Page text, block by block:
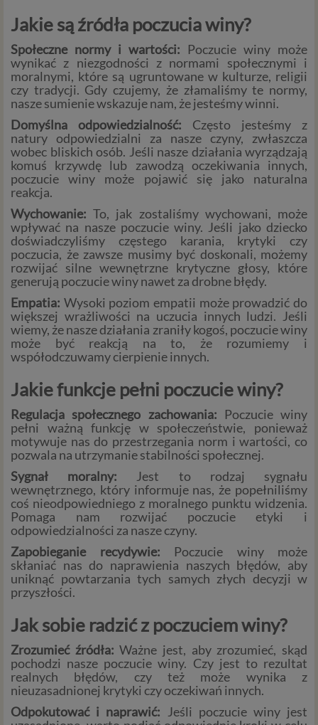
Jakie są źródła poczucia winy?
Społeczne normy i wartości: Poczucie winy może
wynikać z niezgodności z normami społecznymi i
moralnymi, które są ugruntowane w kulturze, religii
czy tradycji. Gdy czujemy, że złamaliśmy te normy,
nasze sumienie wskazuje nam, że jesteśmy winni.
Domyślna odpowiedzialność: Często jesteśmy z
natury odpowiedzialni za nasze czyny, zwłaszcza
wobec bliskich osób. Jeśli nasze działania wyrządzają
komuś krzywdę lub zawodzą oczekiwania innych,
poczucie winy może pojawić się jako naturalna
reakcja.
Wychowanie: To, jak zostaliśmy wychowani, może
wpływać na nasze poczucie winy. Jeśli jako dziecko
doświadczyliśmy częstego karania, krytyki czy
poczucia, że zawsze musimy być doskonali, możemy
rozwijać silne wewnętrzne krytyczne głosy, które
generują poczucie winy nawet za drobne błędy.
Empatia: Wysoki poziom empatii może prowadzić do
większej wrażliwości na uczucia innych ludzi. Jeśli
wiemy, że nasze działania zraniły kogoś, poczucie winy
może być reakcją na to, że rozumiemy i
współodczuwamy cierpienie innych.
Jakie funkcje pełni poczucie winy?
Regulacja społecznego zachowania: Poczucie winy
pełni ważną funkcję w społeczeństwie, ponieważ
motywuje nas do przestrzegania norm i wartości, co
pozwala na utrzymanie stabilności społecznej.
Sygnał moralny: Jest to rodzaj sygnału
wewnętrznego, który informuje nas, że popełniliśmy
coś nieodpowiedniego z moralnego punktu widzenia.
Pomaga nam rozwijać poczucie etyki i
odpowiedzialności za nasze czyny.
Zapobieganie recydywie: Poczucie winy może
skłaniać nas do naprawienia naszych błędów, aby
uniknąć powtarzania tych samych złych decyzji w
przyszłości.
Jak sobie radzić z poczuciem winy?
Zrozumieć źródła: Ważne jest, aby zrozumieć, skąd
pochodzi nasze poczucie winy. Czy jest to rezultat
realnych błędów, czy też może wynika z
nieuzasadnionej krytyki czy oczekiwań innych.
Odpokutować i naprawić: Jeśli poczucie winy jest